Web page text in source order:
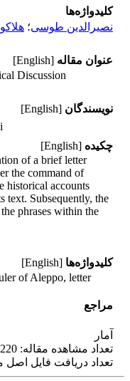
کلیدواژه‌ها
نصیرالدین طوسی؛
عنوان مقاله [English]
Discussion
نویسندگان [English]
چکیده [English]
of a brief letter
the command of
historical accounts
text. Subsequently, the
phrases within the
کلیدواژه‌ها [English]
of Aleppo, letter
مراجع
آمار
تعداد مشاهده مقاله: 220
تعداد دریافت فایل اصل